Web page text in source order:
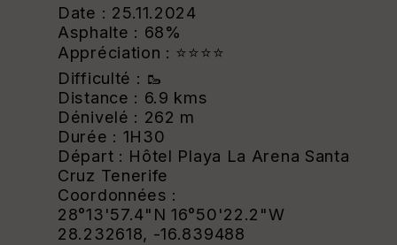
Date : 25.11.2024
Asphalte : 68%
Appréciation : ⭐⭐⭐⭐
Difficulté : 🥾
Distance : 6.9 kms
Dénivelé : 262 m
Durée : 1H30
Départ : Hôtel Playa La Arena Santa
Cruz Tenerife
Coordonnées :
28°13'57.4"N 16°50'22.2"W
28.232618, -16.839488